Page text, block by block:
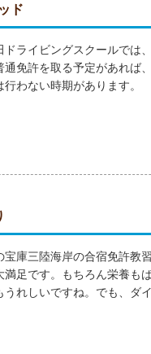
ド
ドライビングスクールでは
通免許を取る予定があれば
行わない時期があります。
宝庫三陸海岸の合宿免許教
満足です。もちろん栄養も
うれしいですね。でも、ダ